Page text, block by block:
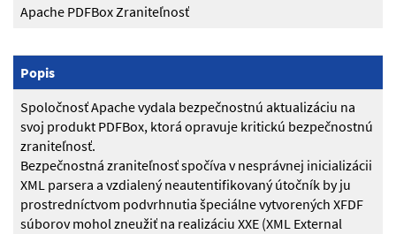
Apache PDFBox Zraniteľnosť
Popis
Spoločnosť Apache vydala bezpečnostnú aktualizáciu na
svoj produkt PDFBox, ktorá opravuje kritickú bezpečnostnú
zraniteľnosť.
Bezpečnostná zraniteľnosť spočíva v nesprávnej inicializácii
XML parsera a vzdialený neautentifikovaný útočník by ju
prostredníctvom podvrhnutia špeciálne vytvorených XFDF
súborov mohol zneužiť na realizáciu XXE (XML External